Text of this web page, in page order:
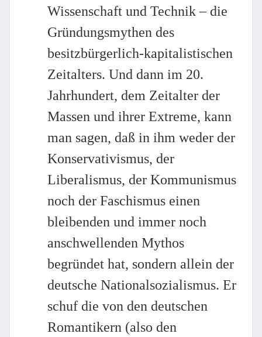
Wissenschaft und Technik – die
Gründungsmythen des
besitzbürgerlich-kapitalistischen
Zeitalters. Und dann im 20.
Jahrhundert, dem Zeitalter der
Massen und ihrer Extreme, kann
man sagen, daß in ihm weder der
Konservativismus, der
Liberalismus, der Kommunismus
noch der Faschismus einen
bleibenden und immer noch
anschwellenden Mythos
begründet hat, sondern allein der
deutsche Nationalsozialismus. Er
schuf die von den deutschen
Romantikern (also den